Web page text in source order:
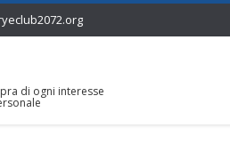
di ogni interesse